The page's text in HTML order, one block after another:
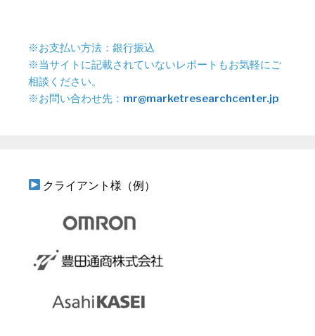
※お支払い方法：銀行振込
※当サイトに記載されていないレポートもお気軽にご
相談ください。
※お問い合わせ先： mr@marketresearchcenter.jp
クライアント様（例）